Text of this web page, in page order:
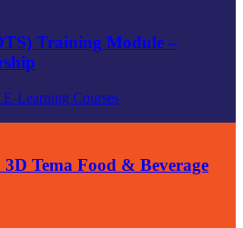
Training Module –
Learning Courses
Tema Food & Beverage